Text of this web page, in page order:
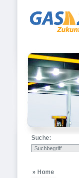
Suche:
» Home